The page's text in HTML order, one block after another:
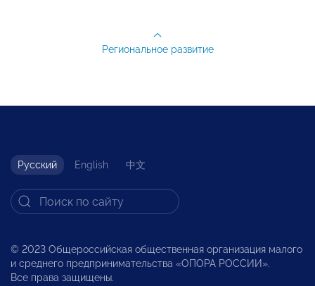
Региональное развитие
Русский English 中文
© 2023 Общероссийская общественная организация малого
и среднего предпринимательства «ОПОРА РОССИИ».
Все права защищены.